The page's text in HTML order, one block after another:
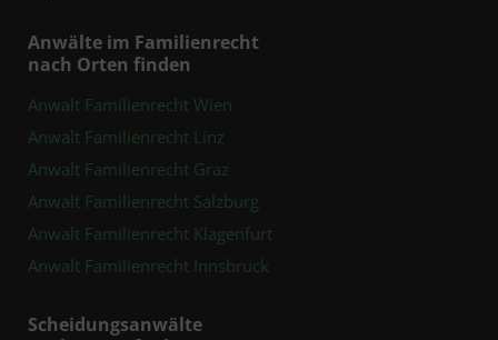
Anwälte im Familienrecht
nach Orten finden
Anwalt Familienrecht Wien
Anwalt Familienrecht Linz
Anwalt Familienrecht Graz
Anwalt Familienrecht Salzburg
Anwalt Familienrecht Klagenfurt
Anwalt Familienrecht Innsbruck
Scheidungsanwälte